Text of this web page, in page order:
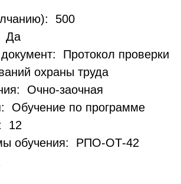
500
Да
Протокол проверки
охраны труда
Очно-заочная
Обучение по программе
12
обучения: РПО-ОТ-42